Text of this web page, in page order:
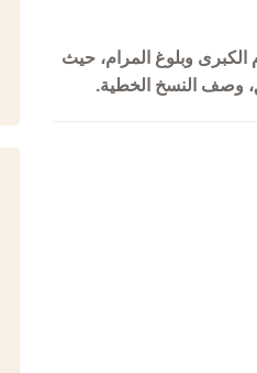
الكبرى وبلوغ المرام، حيث
وصف النسخ الخطية.